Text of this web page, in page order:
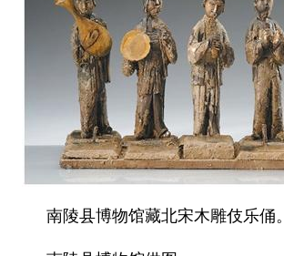
南陵县博物馆藏北宋木雕伎乐俑。